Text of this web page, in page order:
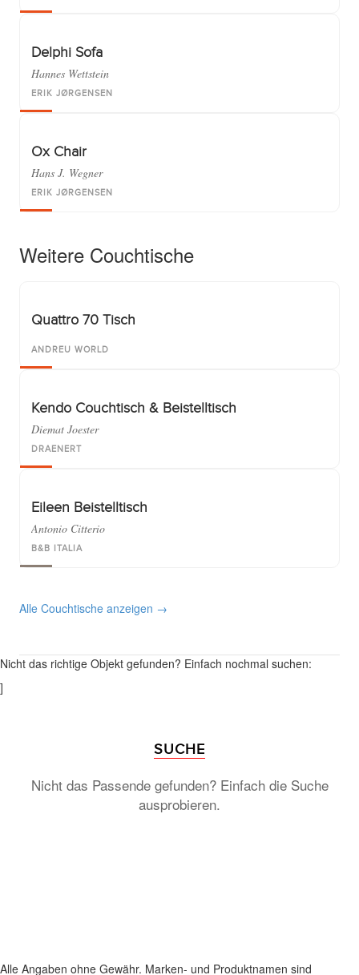
Delphi Sofa
Hannes Wettstein
ERIK JØRGENSEN
Ox Chair
Hans J. Wegner
ERIK JØRGENSEN
Weitere Couchtische
Quattro 70 Tisch
ANDREU WORLD
Kendo Couchtisch & Beistelltisch
Diemat Joester
DRAENERT
Eileen Beistelltisch
Antonio Citterio
B&B ITALIA
Alle Couchtische anzeigen →
Nicht das richtige Objekt gefunden? Einfach nochmal suchen:
]
SUCHE
Nicht das Passende gefunden? Einfach die Suche
ausprobieren.
Alle Angaben ohne Gewähr. Marken- und Produktnamen sind